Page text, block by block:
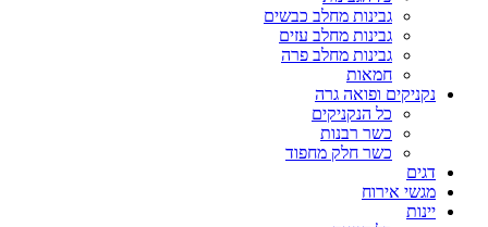
גבינות מחלב כבשים
גבינות מחלב עזים
גבינות מחלב פרה
חמאות
נקניקים ופואה גרה
כל הנקניקים
כשר רבנות
כשר חלק מחפוד
דגים
מגשי אירוח
יינות